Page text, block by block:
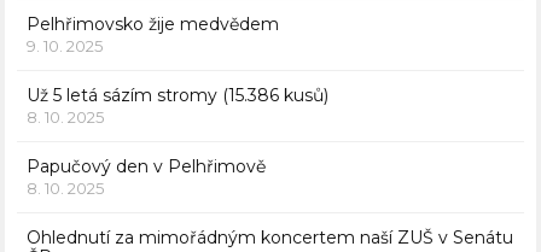
Pelhřimovsko žije medvědem
9. 10. 2025
Už 5 letá sázím stromy (15.386 kusů)
8. 10. 2025
Papučový den v Pelhřimově
8. 10. 2025
Ohlednutí za mimořádným koncertem naší ZUŠ v Senátu